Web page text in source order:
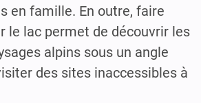
en famille. En outre, faire
le lac permet de découvrir les
alpins sous un angle
des sites inaccessibles à